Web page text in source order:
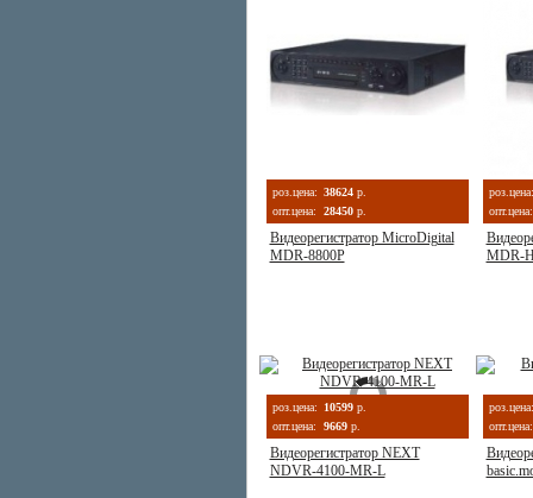
роз.цена: 38624 р.
опт.цена:
28450 р.
Видеорегистратор MicroDigital
MDR-8800P
роз.цена:
опт.цена:
MDR-
роз.цена: 10599 р.
опт.цена:
9669 р.
Видеорегистратор NEXT
NDVR-4100-MR-L
роз.цена:
опт.цена: